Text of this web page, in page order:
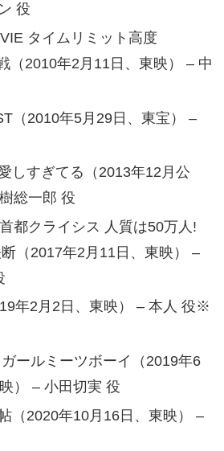
役
タイムリミット高度
（2010年2月11日、東映） – 中
（2010年5月29日、東宝） –
しすぎてる（2013年12月公
総一郎 役
都クライシス 人質は50万人!
（2017年2月11日、東映） –
年2月2日、東映） – 本人 役※
ールミーツボーイ（2019年6
） – 小田切実 役
（2020年10月16日、東映） –